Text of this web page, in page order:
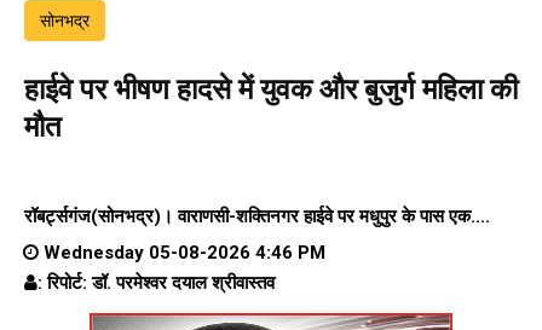
सोनभद्र
हाईवे पर भीषण हादसे में युवक और बुजुर्ग महिला की
मौत
रॉबर्ट्सगंज(सोनभद्र)। वाराणसी-शक्तिनगर हाईवे परमधुपुर के पास एक....
Wednesday 05-08-2026 4:46 PM
: रिपोर्ट: डॉ. परमेश्वर दयाल श्रीवास्तव